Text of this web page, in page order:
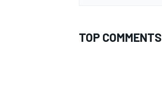
TOP COMMENTS